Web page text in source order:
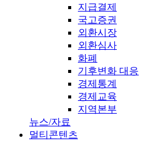
지급결제
국고증권
외환시장
외환심사
화폐
기후변화 대응
경제통계
경제교육
지역본부
뉴스/자료
멀티콘텐츠